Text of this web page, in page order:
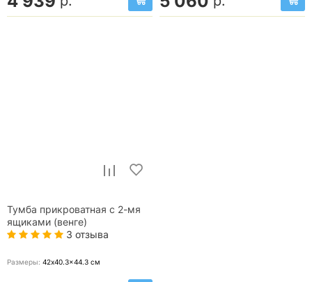
Тумба прикроватная с 2-мя
ящиками (венге)
3 отзыва
Размеры: 42x40.3x44.3 см